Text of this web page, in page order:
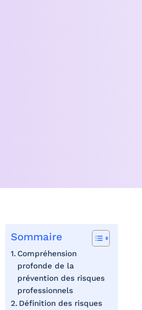
Sommaire
Compréhension
profonde de la
prévention des risques
professionnels
Définition des risques